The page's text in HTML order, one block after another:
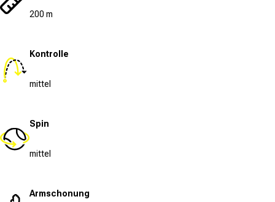
200 m
Kontrolle
mittel
Spin
mittel
Armschonung